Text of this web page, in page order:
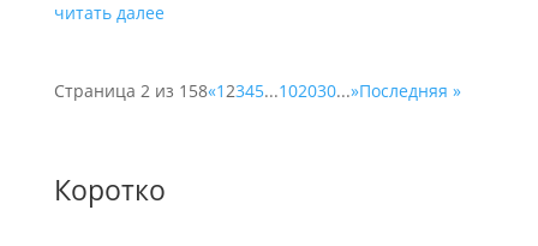
читать далее
Страница 2 из 158«12345...102030...»Последняя »
Коротко